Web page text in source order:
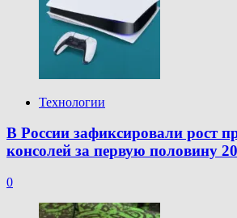
Технологии
В России зафиксировали рост
консолей за первую половину
0